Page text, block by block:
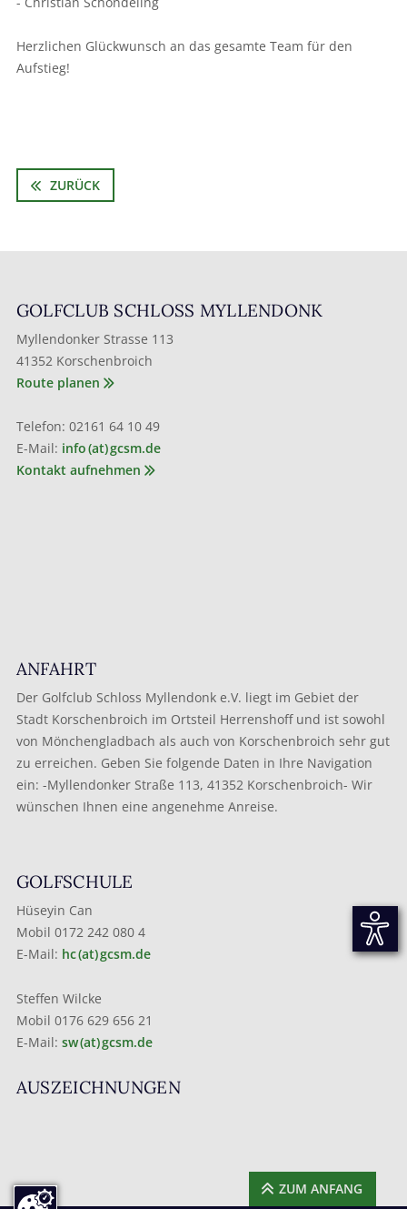
Herzlichen Glückwunsch an das gesamte Team für den
Aufstieg!
ZURÜCK
GOLFCLUB SCHLOSS MYLLENDONK
Myllendonker Strasse 113
41352 Korschenbroich
Route planen
Telefon: 02161 64 10 49
E-Mail: info (at) gcsm.de
Kontakt aufnehmen
ANFAHRT
Der Golfclub Schloss Myllendonk e.V. liegt im Gebiet der
Stadt Korschenbroich im Ortsteil Herrenshoff und ist sowohl
von Mönchengladbach als auch von Korschenbroich sehr gut
zu erreichen. Geben Sie folgende Daten in Ihre Navigation
ein: -Myllendonker Straße 113, 41352 Korschenbroich- Wir
wünschen Ihnen eine angenehme Anreise.
GOLFSCHULE
Hüseyin Can
Mobil 0172 242 080 4
E-Mail: hc (at) gcsm.de
Steffen Wilcke
Mobil 0176 629 656 21
E-Mail: sw (at) gcsm.de
AUSZEICHNUNGEN
ZUM ANFANG